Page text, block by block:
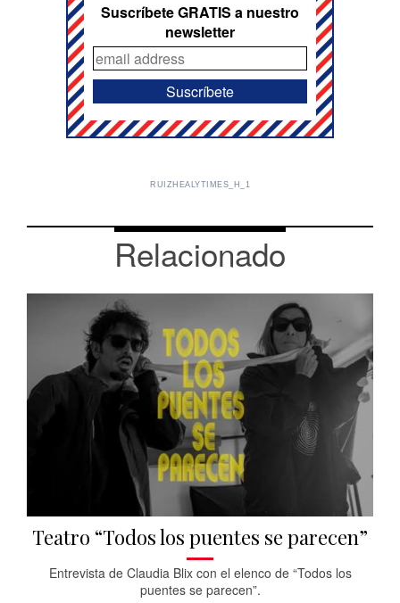
Suscríbete GRATIS a nuestro
newsletter
RUIZHEALYTIMES_H_1
Relacionado
Teatro “Todos los puentes se parecen”
Entrevista de Claudia Blix con el elenco de “Todos los
puentes se parecen”.